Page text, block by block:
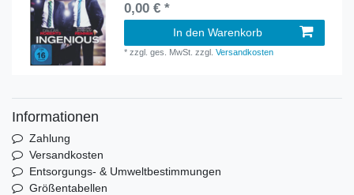
0,00 € *
In den Warenkorb
*zzgl. ges. MwSt. zzgl.Versandkosten
Informationen
Zahlung
Versandkosten
Entsorgungs- & Umweltbestimmungen
Größentabellen